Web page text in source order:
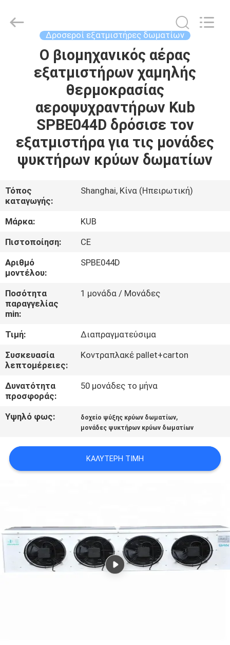
ΠΡΟΪΌΝΤΑ
ΕΜΦΆΝΙΣΗ
VR
ΠΕΡΊΠΟΥ
ΕΜΕΊΣ
ΓΎΡΟΣ
ΕΡΓΟΣΤΑΣΊΩΝ
ΠΟΙΟΤΙΚΌΣ
ΈΛΕΓΧΟΣ
ΜΑΣ
ΕΛΆΤΕ
ΣΕ
ΕΠΑΦΉ
ΜΕ
ΖΗΤΉΣΤΕ
ΑΠΌΣΠΑΣΜΑ
ΠΟΛΙΤΙΚΉ
ΑΠΟΡΡΉΤΟΥ
Δροσεροί εξατμιστήρες δωματίων
Ο βιομηχανικός αέρας
εξατμιστήρων χαμηλής
θερμοκρασίας
αεροψυχραντήρων Kub
SPBE044D δρόσισε τον
εξατμιστήρα για τις μονάδες
ψυκτήρων κρύων δωματίων
Τόπος
καταγωγής:
Shanghai, Κίνα (Ηπειρωτική)
Μάρκα:
KUB
Πιστοποίηση:
CE
Αριθμό
μοντέλου:
SPBE044D
Ποσότητα
παραγγελίας
min:
1 μονάδα / Μονάδες
Τιμή:
Διαπραγματεύσιμα
Συσκευασία
λεπτομέρειες:
Κοντραπλακέ pallet+carton
Δυνατότητα
προσφοράς:
50 μονάδες το μήνα
Υψηλό φως: δοχείο ψύξης κρύων δωματίων,
μονάδες ψυκτήρων κρύων δωματίων
ΚΑΛΎΤΕΡΗ ΤΙΜΉ